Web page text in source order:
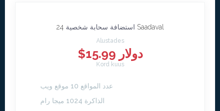
استضافة سحابة شخصية 24 Saadaval
Alustades
$15.99 دولار
Kord kuus
عدد المواقع 10 موقع ويب
الذاكرة 1024 ميجا رام